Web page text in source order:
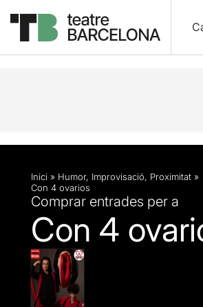
Descripció Fitxa artística
Inici » Humor, Improvisació, Proximitat »
Con 4 ovarios
Comprar entrades per a
Con 4